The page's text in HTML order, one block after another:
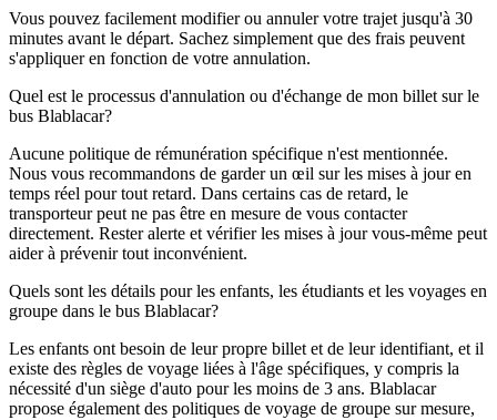
Vous pouvez facilement modifier ou annuler votre trajet jusqu'à 30
minutes avant le départ. Sachez simplement que des frais peuvent
s'appliquer en fonction de votre annulation.
Quel est le processus d'annulation ou d'échange de mon billet sur le
bus Blablacar?
Aucune politique de rémunération spécifique n'est mentionnée.
Nous vous recommandons de garder un œil sur les mises à jour en
temps réel pour tout retard. Dans certains cas de retard, le
transporteur peut ne pas être en mesure de vous contacter
directement. Rester alerte et vérifier les mises à jour vous-même peut
aider à prévenir tout inconvénient.
Quels sont les détails pour les enfants, les étudiants et les voyages en
groupe dans le bus Blablacar?
Les enfants ont besoin de leur propre billet et de leur identifiant, et il
existe des règles de voyage liées à l'âge spécifiques, y compris la
nécessité d'un siège d'auto pour les moins de 3 ans. Blablacar
propose également des politiques de voyage de groupe sur mesure,